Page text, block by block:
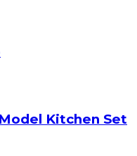
Kitchen Set